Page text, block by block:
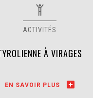
À VIRAGES
EN SAVOIR PLUS